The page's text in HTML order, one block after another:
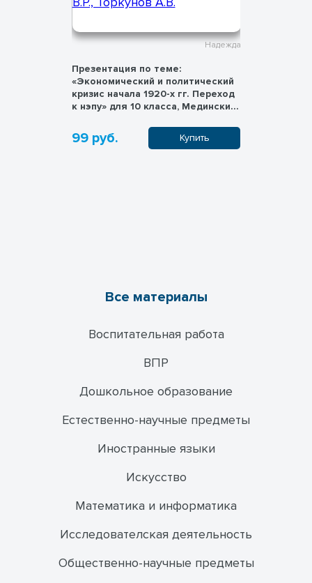
Надежда
Презентация по теме:
«Экономический и политический
кризис начала 1920-х гг. Переход
к нэпу» для 10 класса, Мединский
99 руб. Купить
Все материалы
Воспитательная работа
ВПР
Дошкольное образование
Естественно-научные предметы
Иностранные языки
Искусство
Математика и информатика
Исследователская деятельность
Общественно-научные предметы